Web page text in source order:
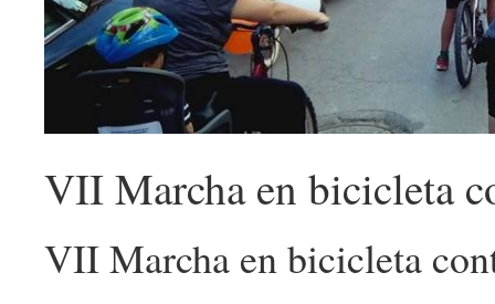
VII Marcha en bicicleta
VII Marcha en bicicleta